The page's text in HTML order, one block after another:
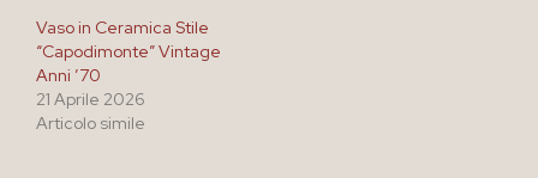
Vaso in Ceramica Stile
“Capodimonte” Vintage
Anni ’70
21 Aprile 2026
Articolo simile